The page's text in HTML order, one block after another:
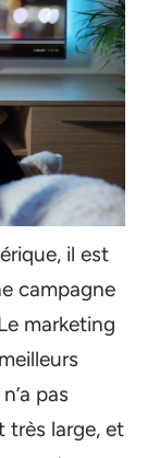
il est
campagne
marketing
pas
très large, et